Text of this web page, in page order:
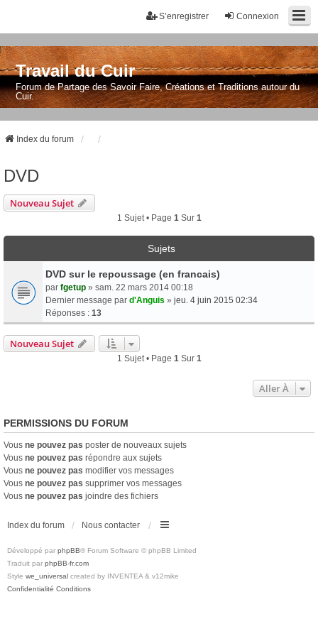
Connexion
S’enregistrer
Travail du Cuir
Forum de Partage des Savoir Faire, Créations et Traditions autour du
Cuir.
Index du forum
DVD
Nouveau Sujet
1 Sujet • Page 1 Sur 1
Sujets
DVD sur le repoussage (en francais)
par fgetup » sam. 22 mars 2014 00:18
Dernier message par d'Anguis » jeu. 4 juin 2015 02:34
Réponses : 13
Nouveau Sujet
1 Sujet • Page 1 Sur 1
Aller À
PERMISSIONS DU FORUM
Vous ne pouvez pas poster de nouveaux sujets
Vous ne pouvez pas répondre aux sujets
Vous ne pouvez pas modifier vos messages
Vous ne pouvez pas supprimer vos messages
Vous ne pouvez pas joindre des fichiers
Index du forum Nous contacter
Développé par phpBB® Forum Software © phpBB Limited
Traduit par phpBB-fr.com
Style we_universal created by INVENTEA & v12mike
Confidentialité Conditions